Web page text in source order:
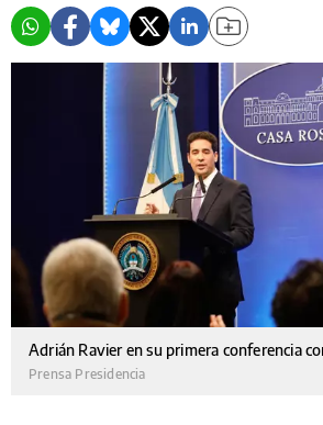
Adrián Ravier en su primera conferencia
Prensa Presidencia